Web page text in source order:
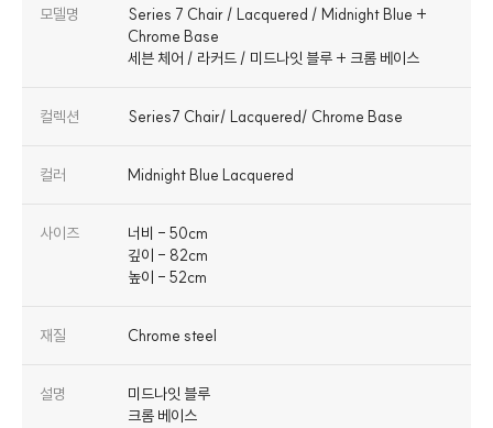
모델명
Series 7 Chair / Lacquered / Midnight Blue +
Chrome Base
세븐 체어 / 라커드 / 미드나잇 블루 + 크롬 베이스
컬렉션 Series7 Chair/ Lacquered/ Chrome Base
컬러 Midnight Blue Lacquered
사이즈
너비 - 50cm
깊이 - 82cm
높이 - 52cm
재질 Chrome steel
설명
미드나잇 블루
크롬 베이스